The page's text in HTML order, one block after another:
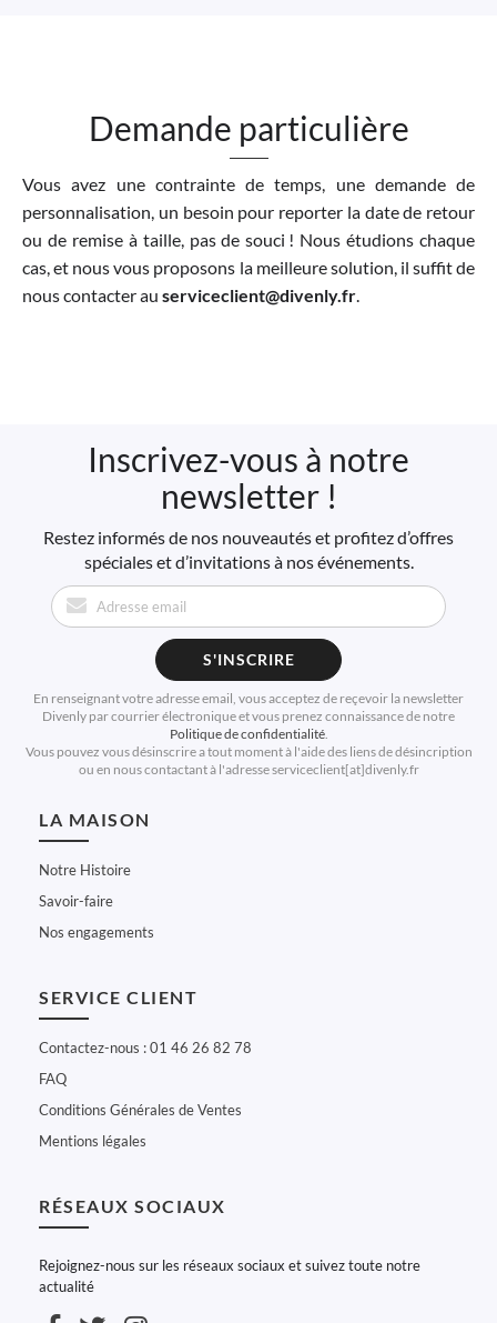
Demande particulière
Vous avez une contrainte de temps, une demande de
personnalisation, un besoin pour reporter la date de retour
ou de remise à taille, pas de souci ! Nous étudions chaque
cas, et nous vous proposons la meilleure solution, il suffit de
nous contacter au serviceclient@divenly.fr.
Inscrivez-vous à notre
newsletter !
Restez informés de nos nouveautés et profitez d’offres
spéciales et d’invitations à nos événements.
S'INSCRIRE
En renseignant votre adresse email, vous acceptez de reçevoir la newsletter
Divenly par courrier électronique et vous prenez connaissance de notre
Politique de confidentialité.
Vous pouvez vous désinscrire a tout moment à l'aide des liens de désincription
ou en nous contactant à l'adresse serviceclient[at]divenly.fr
LA MAISON
Notre Histoire
Savoir-faire
Nos engagements
SERVICE CLIENT
Contactez-nous : 01 46 26 82 78
FAQ
Conditions Générales de Ventes
Mentions légales
RÉSEAUX SOCIAUX
Rejoignez-nous sur les réseaux sociaux et suivez toute notre
actualité